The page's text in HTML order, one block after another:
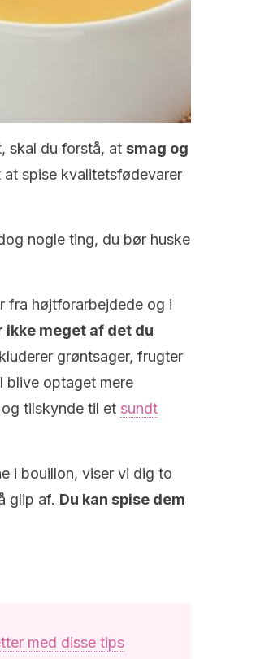
skal du forstå, at smag og
at spise kvalitetsfødevarer
nogle ting, du bør huske
fra højtforarbejdede og i
ikke meget af det du
grøntsager, frugter
blive optaget mere
tilskynde til et sundt
i bouillon, viser vi dig to
glip af. Du kan spise dem
med disse tips